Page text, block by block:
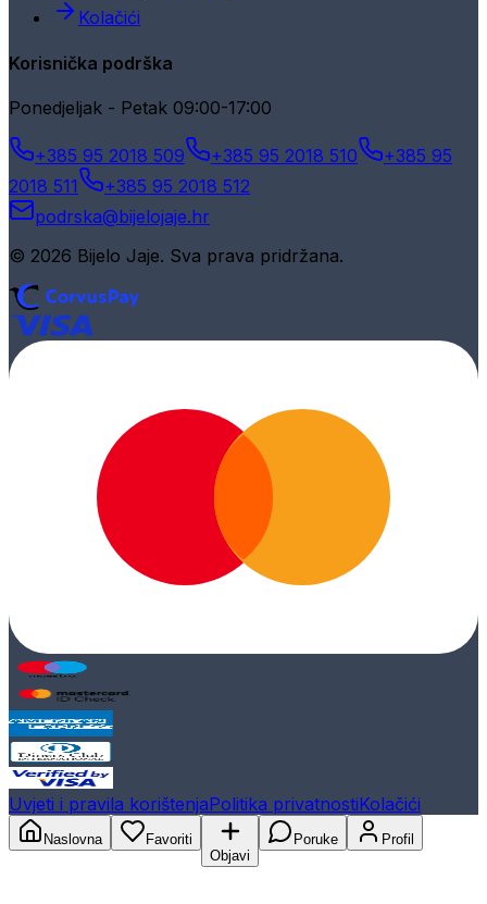
Kolačići
Korisnička podrška
Ponedjeljak - Petak 09:00-17:00
+385 95 2018 509 +385 95 2018 510
+385 95
2018 511
+385 95 2018 512
podrska@bijelojaje.hr
© 2026 Bijelo Jaje. Sva prava pridržana.
Uvjeti i pravila korištenjaPolitika privatnostiKolačići
Naslovna
Favoriti
Objavi
Poruke Profil